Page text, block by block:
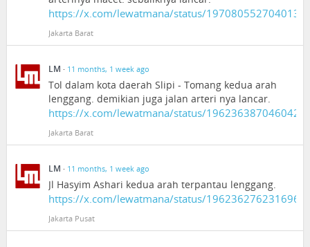
https://x.com/lewatmana/status/
Jakarta Barat
LM · 11 months, 1 week ago
Tol dalam kota daerah Slipi - Tomang kedua arah
lenggang. demikian juga jalan arteri nya lancar.
https://x.com/lewatmana/status/
Jakarta Barat
LM · 11 months, 1 week ago
Jl Hasyim Ashari kedua arah terpantau lenggang.
https://x.com/lewatmana/status/
Jakarta Pusat